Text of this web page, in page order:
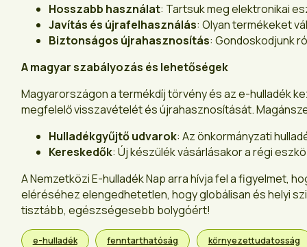
Hosszabb használat: Tartsuk meg elektronikai
Javítás és újrafelhasználás: Olyan termékeket
Biztonságos újrahasznosítás: Gondoskodjunk
A magyar szabályozás és lehetőségek
Magyarországon a termékdíj törvény és az e-hulladék
megfelelő visszavételét és újrahasznosítását.
Hulladékgyűjtő udvarok: Az önkormányzati
Kereskedők: Új készülék vásárlásakor a régi
A Nemzetközi E-hulladék Nap arra hívja fel a figyelmet,
eléréséhez elengedhetetlen, hogy globálisan és helyi
tisztább, egészségesebb bolygóért!
e-hulladék fenntarthatóság környezettudatosság